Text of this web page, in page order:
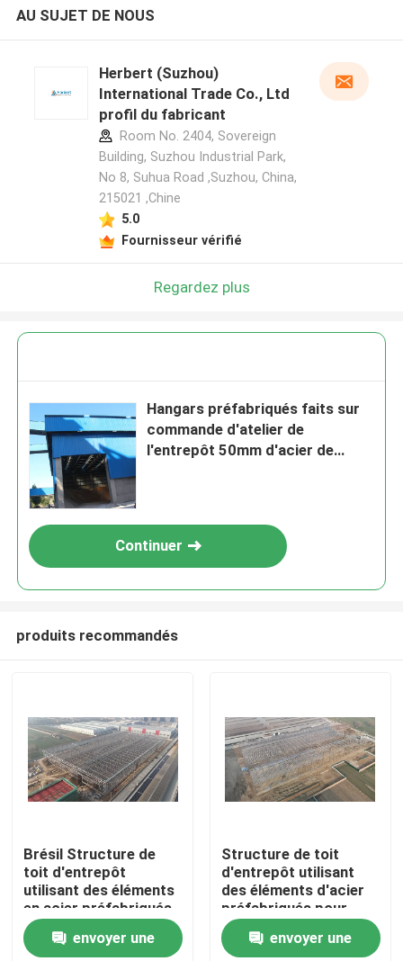
Produits
Au sujet de nous
AU SUJET DE NOUS
Herbert (Suzhou)
International Trade Co., Ltd
profil du fabricant
Room No. 2404, Sovereign
Building, Suzhou Industrial Park,
No 8, Suhua Road ,Suzhou, China,
215021 ,Chine
5.0
Fournisseur vérifié
Regardez plus
Hangars préfabriqués faits sur
commande d'atelier de
l'entrepôt 50mm d'acier de
Continuer
produits recommandés
Brésil Structure de
toit d'entrepôt
utilisant des éléments
en acier préfabriqués
pour réaliser un
assemblage et une
envoyer une
Structure de toit
d'entrepôt utilisant
des éléments d'acier
préfabriqués pour
réaliser un
assemblage et une
envoyer une